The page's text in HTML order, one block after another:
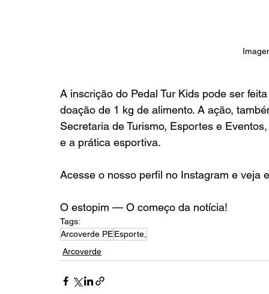
A inscrição do Pedal Tur Kids pode ser
doação de 1 kg de alimento. A ação,
Secretaria de Turismo, Esportes e
e a prática esportiva.
Acesse o nosso perfil no Instagram e veja
O estopim — O começo da notícia!
Tags:
Arcoverde PEEsporte,
Arcoverde